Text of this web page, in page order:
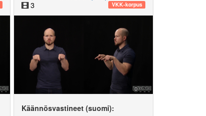
3 VKK-korpus
Käännösvastineet (suomi):